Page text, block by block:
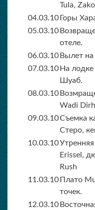
Tula,
04.03.10 Горы
05.03.10
отеле.
06.03.10 Вылет
07.03.10 На
Шуаб.
08.03.10
Wadi
09.03.10Съемка
Стеро,
10.03.10
Erissel,
Rush
11.03.10 Плато
точек.
12.03.10